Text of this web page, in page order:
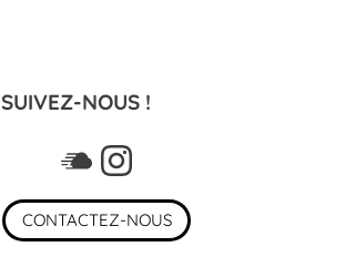
SUIVEZ-NOUS !
CONTACTEZ-NOUS